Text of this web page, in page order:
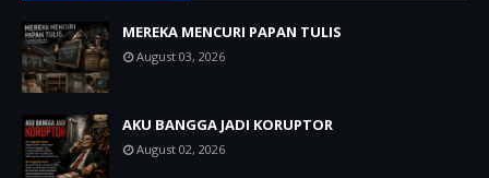
MEREKA MENCURI PAPAN TULIS
August 03, 2026
AKU BANGGA JADI KORUPTOR
August 02, 2026